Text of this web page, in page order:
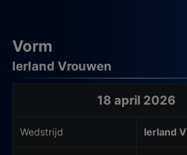
Vorm
Ierland Vrouwen
18 april 2026
Wedstrijd Ierland V